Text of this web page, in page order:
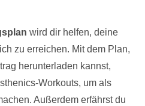
wird dir helfen, deine
zu erreichen. Mit dem Plan,
herunterladen kannst,
Workouts, um als
Außerdem erfährst du